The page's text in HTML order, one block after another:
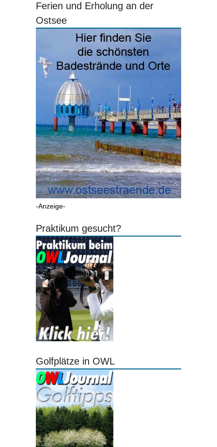
Ferien und Erholung an der
Ostsee
-Anzeige-
Praktikum gesucht?
Golfplätze in OWL